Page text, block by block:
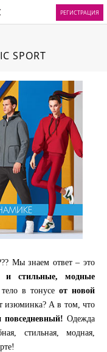
РЕГИСТРАЦИЯ
SPORT
Мы знаем ответ – это
и стильные, модные
в тонусе от новой
изюминка? А в том, что
повседневный! Одежда
стильная, модная,